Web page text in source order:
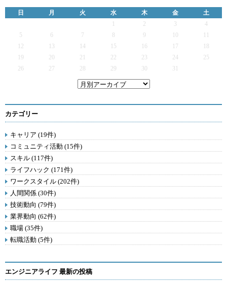
日 月 火 水 木 金
土
2 3
4
5
6 7 9
12
13 14 15 16 17
19
20 21 22 23 24
25
26
27 28 29 30 31
カテゴリー
キャリア (19件)
コミュニティ活動 (15件)
スキル (117件)
ライフハック (171件)
ワークスタイル (202件)
人間関係 (30件)
技術動向 (79件)
業界動向 (62件)
職場 (35件)
転職活動 (5件)
エンジニアライフ 最新の投稿